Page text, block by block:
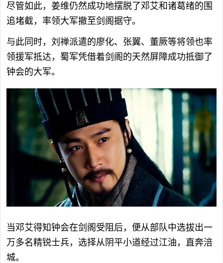
尽管如此，姜维仍然成功地摆脱了邓艾和诸葛绪的围
追堵截，率领大军撤至剑阁据守。
与此同时，刘禅派遣的廖化、张翼、董厥等将领也率
领援军抵达，蜀军凭借着剑阁的天然屏障成功抵御了
钟会的大军。
当邓艾得知钟会在剑阁受阻后，便从部队中选拔出一
万多名精锐士兵，选择从阴平小道经过江油，直奔涪
城。